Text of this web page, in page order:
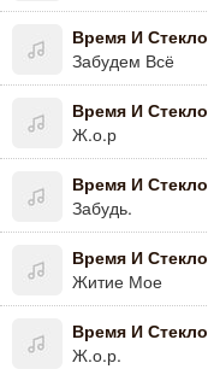
Время И Стекло
Забудем Всё
Время И Стекло
Ж.о.р
Время И Стекло
Забудь.
Время И Стекло
Житие Мое
Время И Стекло
Ж.о.р.